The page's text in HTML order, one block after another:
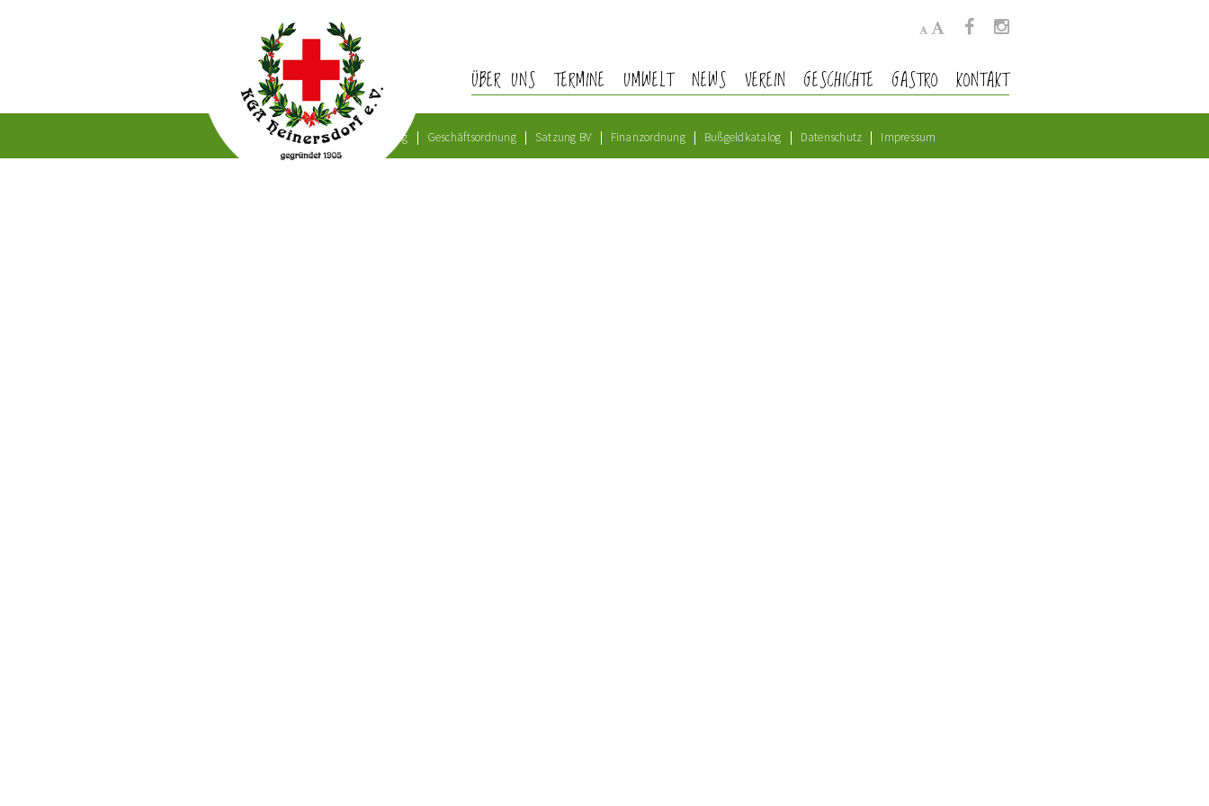
ÜBER UNS TERMINE UMWELT NEWS VEREIN GESCHICHTE GASTRO KONTAKT
Gartenordnung Satzung Geschäftsordnung Satzung BV Finanzordnung Bußgeldkatalog Datenschutz Impressum